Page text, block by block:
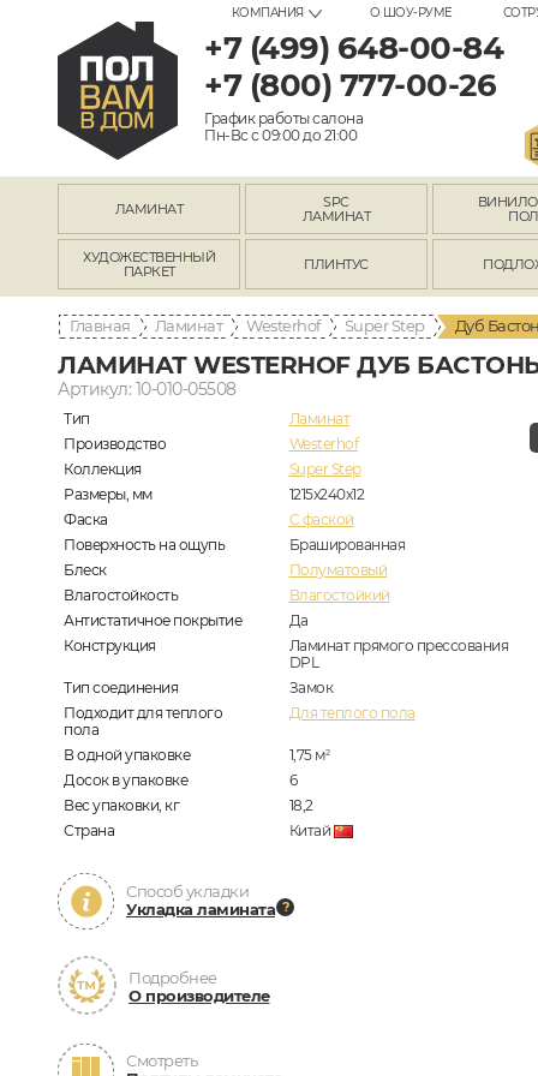
КОМПАНИЯ О ШОУ-РУМЕ
+7 (499) 648-00-84
+7 (800) 777-00-26
График работы салона
Пн-Вс с 09:00 до 21:00
ЛАМИНАТ
SPC
ЛАМИНАТ
ПОЛ
ХУДОЖЕСТВЕННЫЙ
ПАРКЕТ
ПЛИНТУС
Главная Ламинат Westerhof Super Step Дуб
ЛАМИНАТ WESTERHOF ДУБ БАСТОНЬ
Артикул: 10-010-05508
Тип
Ламинат
Производство
Westerhof
Коллекция
Super Step
Размеры, мм
1215x240x12
Фаска
C фаской
Поверхность на ощупь
Брашированная
Блеск
Полуматовый
Влагостойкость
Влагостойкий
Антистатичное покрытие
Да
Конструкция
Ламинат прямого прессования
DPL
Тип соединения
Замок
Подходит для теплого
пола
Для теплого пола
В одной упаковке 1,75 м2
Досок в упаковке
6
Вес упаковки, кг
18,2
Страна
Китай
Способ укладки
Укладка ламината
Подробнее
О производителе
Смотреть